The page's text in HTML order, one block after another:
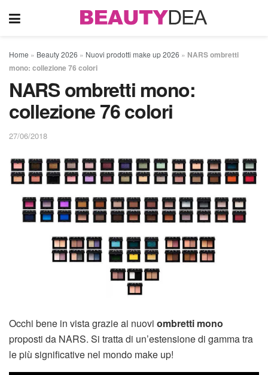
Home » Beauty 2026 » Nuovi prodotti make up 2026 » NARS ombretti
mono: collezione 76 colori
NARS ombretti mono:
collezione 76 colori
27/06/2018
Occhi bene in vista grazie ai nuovi ombretti mono
proposti da NARS. Si tratta di un’estensione di gamma tra
le più significative nel mondo make up!